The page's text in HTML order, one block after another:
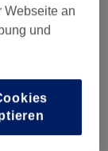
ab 8 €
Webseite an
und